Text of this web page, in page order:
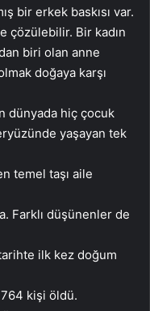
bir erkek baskısı var.
çözülebilir. Bir kadın
biri olan anne
doğaya karşı
dünyada hiç çocuk
yaşayan tek
temel taşı aile
Farklı düşünenler de
ilk kez doğum
kişi öldü.